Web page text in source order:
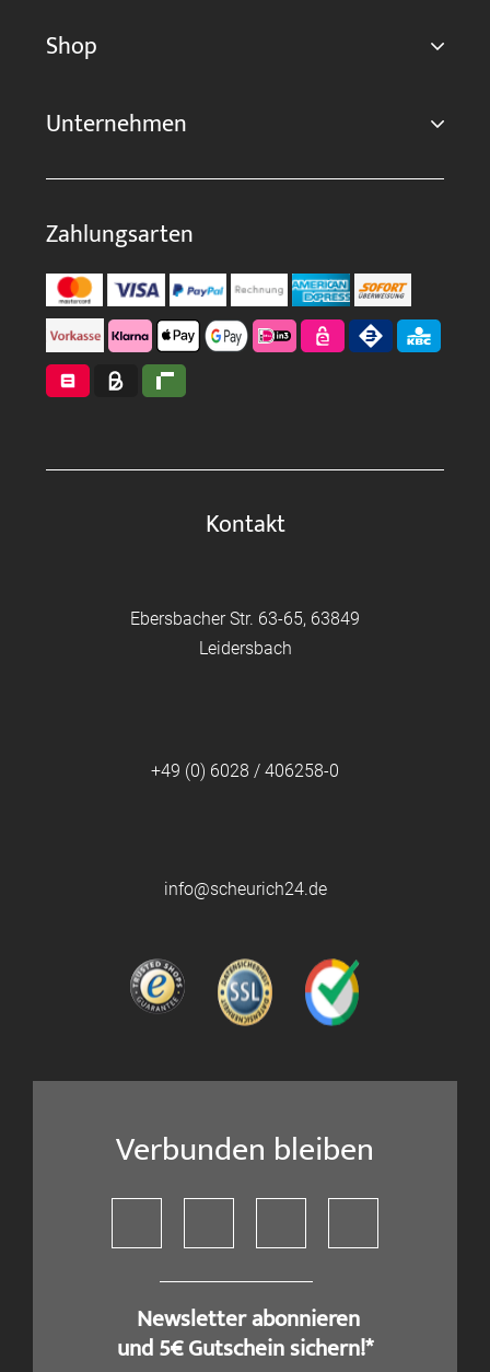
Shop
Unternehmen
Zahlungsarten
Kontakt
Ebersbacher Str. 63-65, 63849
Leidersbach
+49 (0) 6028 / 406258-0
info@scheurich24.de
Verbunden bleiben
​ Newsletter abonnieren
und 5€ Gutschein sichern!*